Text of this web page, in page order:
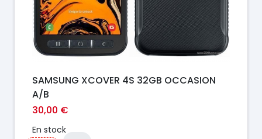
SAMSUNG XCOVER 4S 32GB OCCASION
A/B
30,00 €
En stock